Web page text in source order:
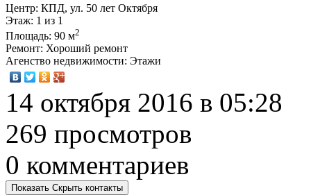
Центр: КПД, ул. 50 лет Октября
Этаж: 1 из 1
Площадь: 90 м2
Ремонт: Хороший ремонт
Агенство недвижимости: Этажи
14 октября 2016 в 05:28
269 просмотров
0 комментариев
Показать Скрыть контакты